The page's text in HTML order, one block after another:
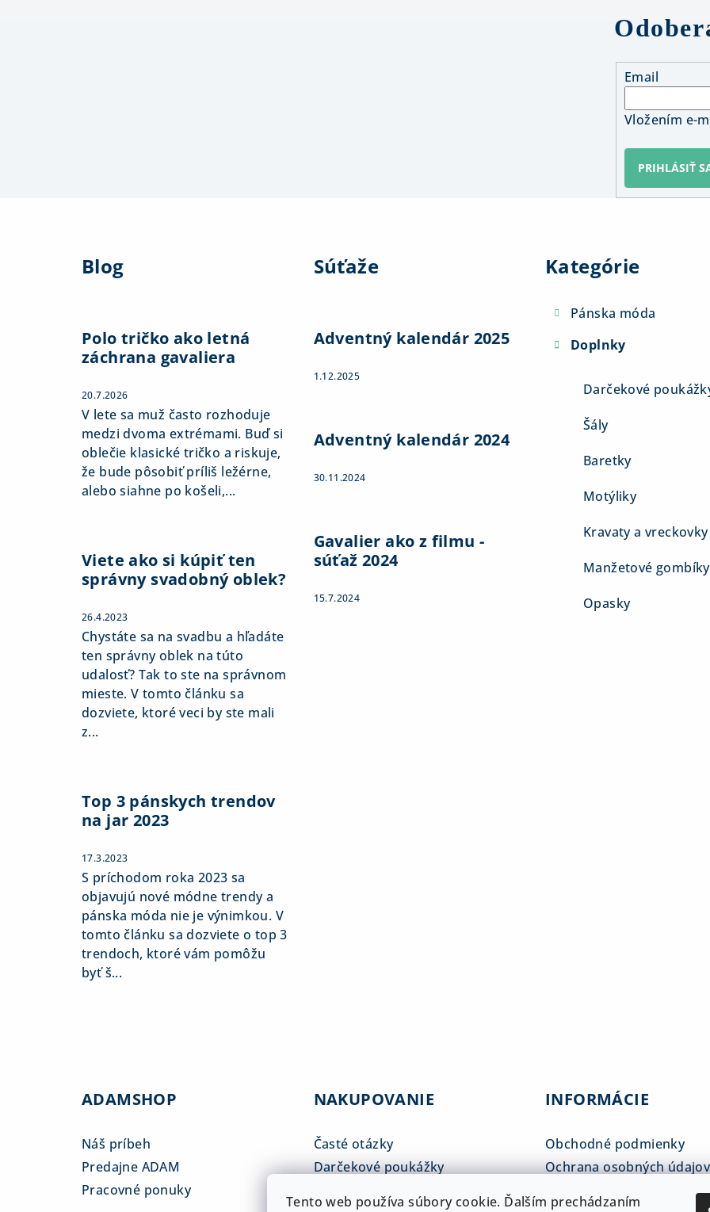
Tento web používa súbory cookie. Ďalším prechádzaním
Email
Vložením e-
PRIHLÁSIŤ
Blog
Polo tričko ako letná
záchrana gavaliera
20.7.2026
V lete sa muž často rozhoduje
medzi dvoma extrémami. Buď si
oblečie klasické tričko a riskuje,
že bude pôsobiť príliš ležérne,
alebo siahne po košeli,...
Viete ako si kúpiť ten
správny svadobný oblek?
26.4.2023
Chystáte sa na svadbu a hľadáte
ten správny oblek na túto
udalosť? Tak to ste na správnom
mieste. V tomto článku sa
dozviete, ktoré veci by ste mali
z...
Top 3 pánskych trendov
na jar 2023
17.3.2023
S príchodom roka 2023 sa
objavujú nové módne trendy a
pánska móda nie je výnimkou. V
tomto článku sa dozviete o top 3
trendoch, ktoré vám pomôžu
byť š...
Súťaže
Adventný kalendár 2025
1.12.2025
Adventný kalendár 2024
30.11.2024
Gavalier ako z filmu -
súťaž 2024
15.7.2024
Kategórie
Pánska móda
Doplnky
Darčekové
Šály
Baretky
Motýliky
Kravaty a vreckovky
Manžetové gombíky
Opasky
ADAMSHOP
Náš príbeh
Predajne ADAM
Pracovné ponuky
NAKUPOVANIE
Časté otázky
Darčekové poukážky
INFORMÁCIE
Obchodné podmienky
Ochrana osobných údajov